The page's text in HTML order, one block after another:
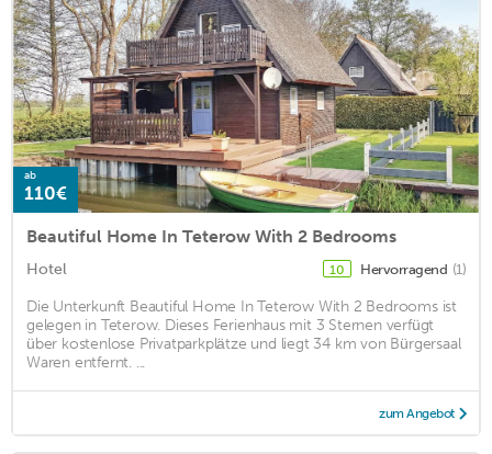
ab
110€
Beautiful Home In Teterow With 2 Bedrooms
Hotel 10 Hervorragend (1)
Die Unterkunft Beautiful Home In Teterow With 2 Bedrooms ist
gelegen in Teterow. Dieses Ferienhaus mit 3 Sternen verfügt
über kostenlose Privatparkplätze und liegt 34 km von Bürgersaal
Waren entfernt. ...
zum Angebot